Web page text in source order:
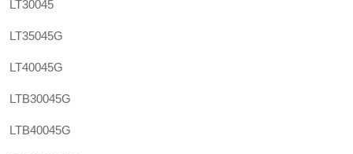
LT30045
LT35045G
LT40045G
LTB30045G
LTB40045G